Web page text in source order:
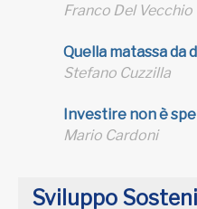
Franco Del Vecchio
Quella matassa da
Stefano Cuzzilla
Investire non è
Mario Cardoni
Sviluppo